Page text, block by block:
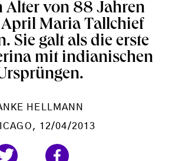
Alter von 88 Jahren
April Maria Tallchief
Sie galt als die erste
mit indianischen
HELLMANN
, 12/04/2013